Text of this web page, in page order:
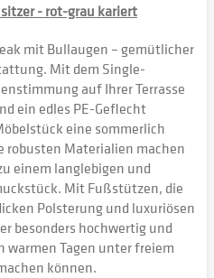
- rot-grau kariert
mit Bullaugen – gemütlicher
Mit dem Single-
auf Ihrer Terrasse
ein edles PE-Geflecht
eine sommerlich
Materialien machen
einem langlebigen und
Mit Fußstützen, die
Polsterung und luxuriösen
besonders hochwertig und
warmen Tagen unter freiem
können.